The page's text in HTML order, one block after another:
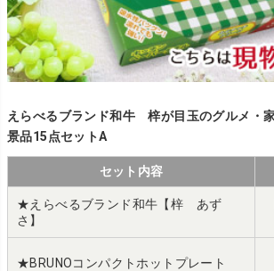
えらべるブランド和牛 梓が目玉のグルメ・
景品15点セットA
セット内容
★えらべるブランド和牛【梓 あず
さ】
★BRUNOコンパクトホットプレート